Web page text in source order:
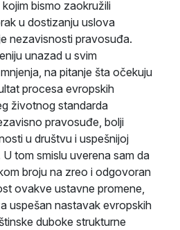
bismo zaokružili
u dostizanju uslova
nezavisnosti pravosuđa.
unazad u svim
na pitanje šta očekuju
procesa evropskih
životnog standarda
pravosuđe, bolji
u društvu i uspešnijoj
tom smislu uverena sam da
broju na zreo i odgovoran
ovakve ustavne promene,
uspešan nastavak evropskih
duboke strukturne